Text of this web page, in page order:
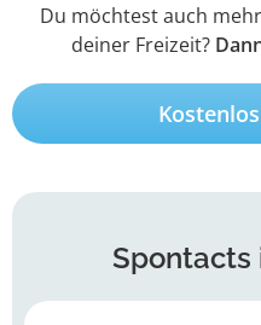
Du möchtest auch
deiner Freizeit?
Spontacts